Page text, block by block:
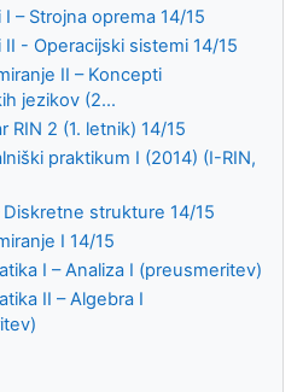
I – Strojna oprema 14/15
II - Operacijski sistemi 14/15
II – Koncepti
jezikov (2...
RIN 2 (1. letnik) 14/15
praktikum I (2014) (I-RIN,
Diskretne strukture 14/15
I 14/15
I – Analiza I (preusmeritev)
II – Algebra I